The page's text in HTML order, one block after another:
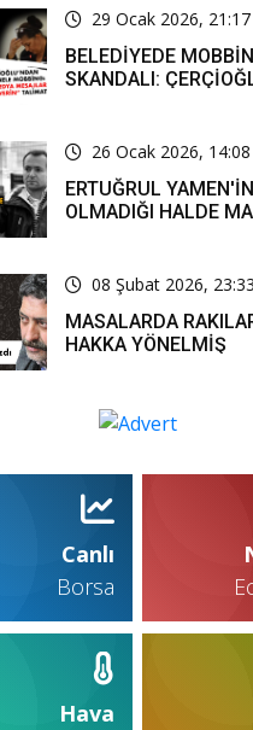
MUCİZE’
29 Ocak 2026, 21:17
BELEDİYEDE
SKANDALI:
26 Ocak 2026, 14:08
ERTUĞRUL
OLMADIĞI HALDE
08 Şubat 2026, 23:33
MASALARDA
HAKKA YÖNELMİŞ
Canlı
Borsa
Hava